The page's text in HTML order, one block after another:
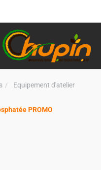
Equipement d'atelier
PROMO